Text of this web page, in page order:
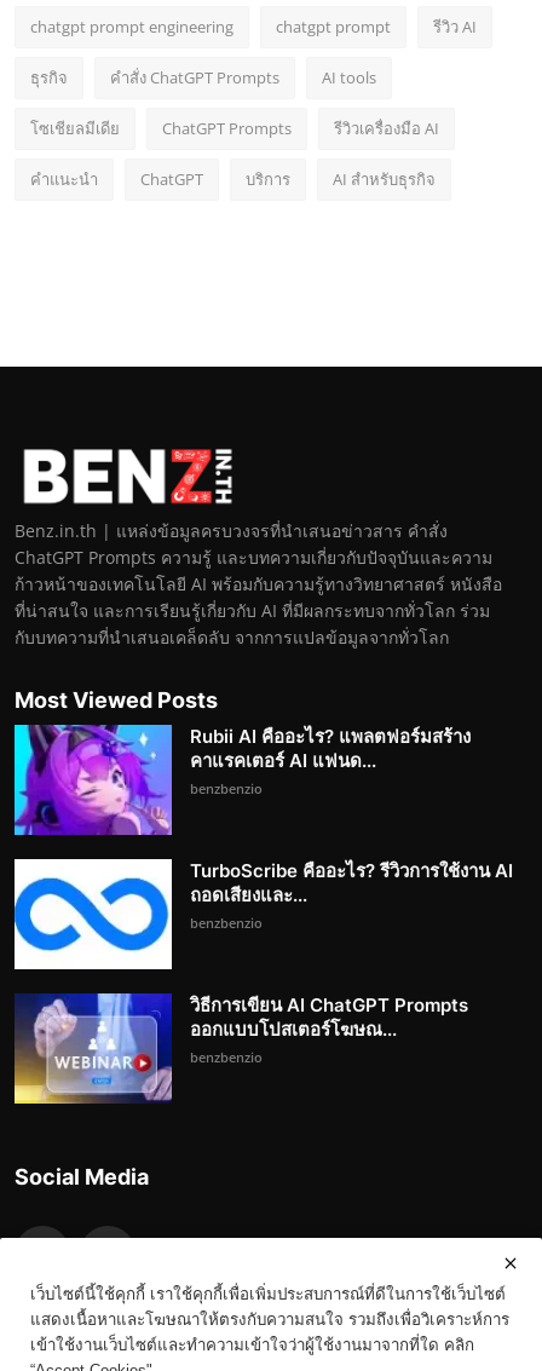
chatgpt prompt engineering chatgpt prompt รีวิว AI
ธุรกิจ คำสั่ง ChatGPT Prompts AI tools
โซเชียลมีเดีย ChatGPT Prompts รีวิวเครื่องมือ AI
คำแนะนำ ChatGPT บริการ AI สำหรับธุรกิจ
Benz.in.th | แหล่งข้อมูลครบวงจรที่นำเสนอข่าวสาร คำสั่ง
ChatGPT Prompts ความรู้ และบทความเกี่ยวกับปัจจุบันและความ
ก้าวหน้าของเทคโนโลยี AI พร้อมกับความรู้ทางวิทยาศาสตร์ หนังสือ
ที่น่าสนใจ และการเรียนรู้เกี่ยวกับ AI ที่มีผลกระทบจากทั่วโลก ร่วม
กับบทความที่นำเสนอเคล็ดลับ จากการแปลข้อมูลจากทั่วโลก
Most Viewed Posts
Rubii AI คืออะไร? แพลตฟอร์มสร้าง
คาแรคเตอร์ AI แฟนด...
benzbenzio
TurboScribe คืออะไร? รีวิวการใช้งาน AI
ถอดเสียงและ...
benzbenzio
วิธีการเขียน AI ChatGPT Prompts
ออกแบบโปสเตอร์โฆษณ...
benzbenzio
Social Media
เว็บไซต์นี้ใช้คุกกี้ เราใช้คุกกี้เพื่อเพิ่มประสบการณ์ที่ดีในการใช้เว็บไซต์
แสดงเนื้อหาและโฆษณาให้ตรงกับความสนใจ รวมถึงเพื่อวิเคราะห์การ
เข้าใช้งานเว็บไซต์และทำความเข้าใจว่าผู้ใช้งานมาจากที่ใด คลิก